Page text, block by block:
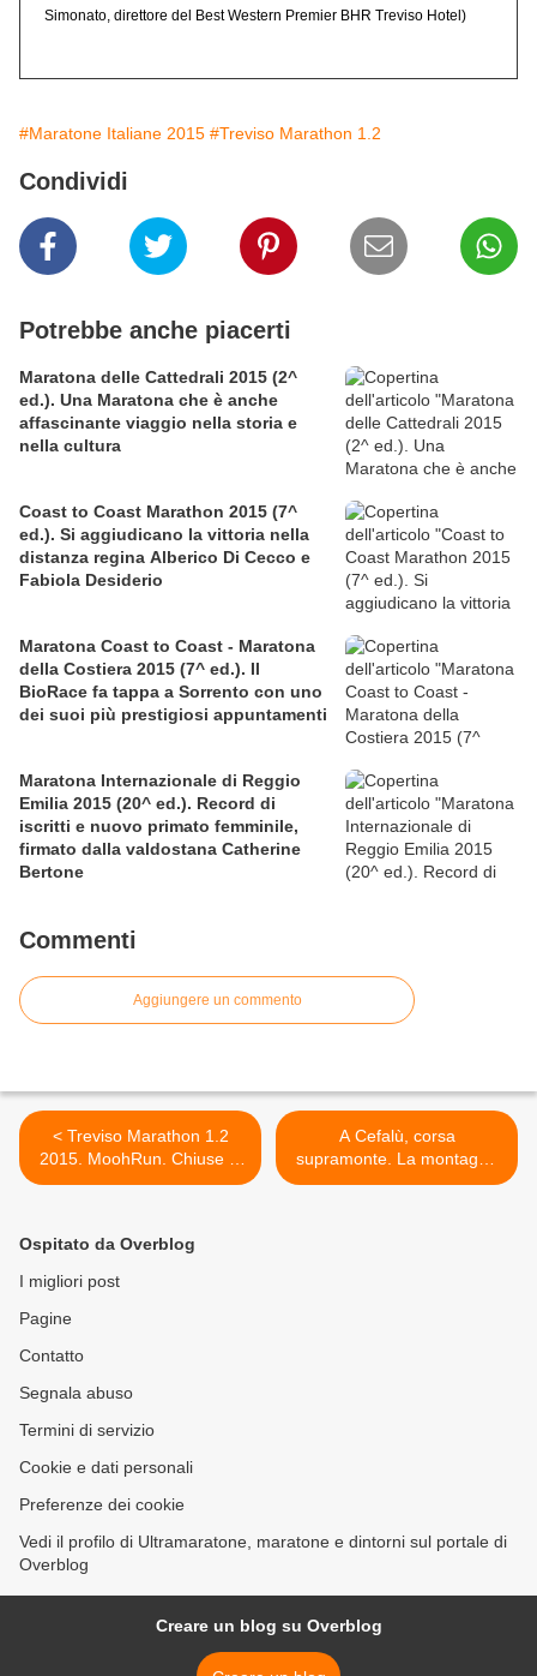
Simonato, direttore del Best Western Premier BHR Treviso Hotel )
#Maratone Italiane 2015 #Treviso Marathon 1.2
Condividi
Potrebbe anche piacerti
Maratona delle Cattedrali 2015 (2^
ed.). Una Maratona che è anche
affascinante viaggio nella storia e
nella cultura
Coast to Coast Marathon 2015 (7^
ed.). Si aggiudicano la vittoria nella
distanza regina Alberico Di Cecco e
Fabiola Desiderio
Maratona Coast to Coast - Maratona
della Costiera 2015 (7^ ed.). Il
BioRace fa tappa a Sorrento con uno
dei suoi più prestigiosi appuntamenti
Maratona Internazionale di Reggio
Emilia 2015 (20^ ed.). Record di
iscritti e nuovo primato femminile,
firmato dalla valdostana Catherine
Bertone
Commenti
Aggiungere un commento
< Treviso Marathon 1.2
2015. MoohRun. Chiuse in
anticipo le iscrizioni della
A Cefalù, corsa
supramonte. La montagna
ha chiamato e Gerlando ha
Ospitato da Overblog
I migliori post
Pagine
Contatto
Segnala abuso
Termini di servizio
Cookie e dati personali
Preferenze dei cookie
Vedi il profilo di Ultramaratone, maratone e dintorni sul portale di
Overblog
Creare un blog su Overblog